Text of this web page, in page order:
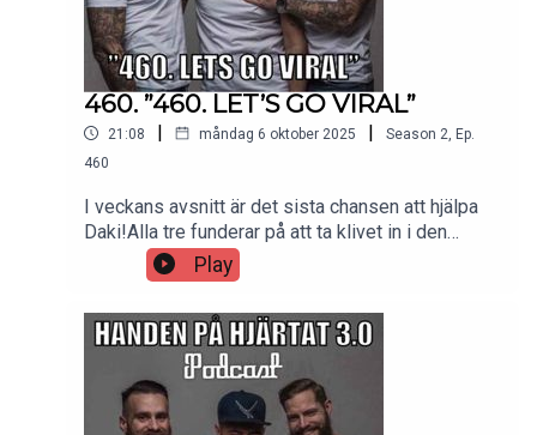
460. ”460. LET’S GO VIRAL”
21:08 | måndag 6 oktober 2025 | Season 2 Ep.
460
I veckans avsnitt är det sista chansen att hjälpa
Daki!Alla tre funderar på att ta klivet in i den
digitala världen – men vilken väg är egentligen
bäst? Och vad krävs för att lyckas med en e-
avsnittet (och alla kommande i sin helhet)?👉
Klicka här: patreon.com/handenpahjartatGenom att
bli Patreon stöttar du vårt arbete med podden –
och vi är evigt tacksamma för ditt stöd ❤️
Play